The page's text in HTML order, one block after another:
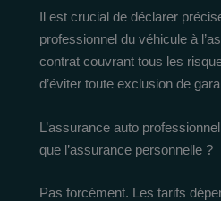
Il est crucial de déclarer
professionnel du véhicule à
contrat couvrant tous les
d’éviter toute exclusion de
L’assurance auto
que l’assurance personnelle ?
Pas forcément. Les tarifs